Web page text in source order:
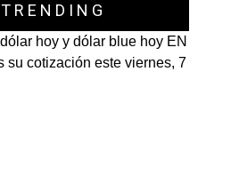
TRENDING